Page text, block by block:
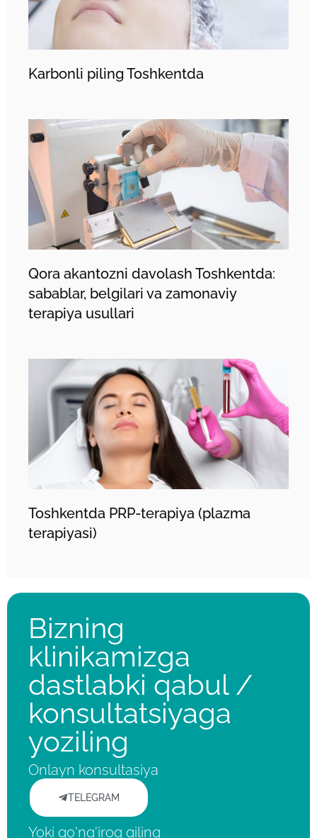
Karbonli piling Toshkentda
Qora akantozni davolash Toshkentda:
sabablar, belgilari va zamonaviy
terapiya usullari
Toshkentda PRP-terapiya (plazma
terapiyasi)
Bizning
klinikamizga
dastlabki qabul /
konsultatsiyaga
yoziling
Onlayn konsultasiya
TELEGRAM
Yoki qo'ng'iroq qiling